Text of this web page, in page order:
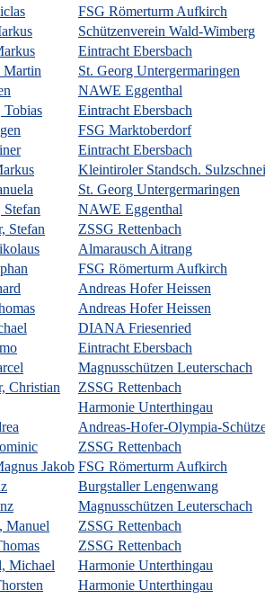
FSG Römerturm Aufkirch
Schützenverein Wald-Wimberg
Eintracht Ebersbach
Martin
St. Georg Untergermaringen
NAWE Eggenthal
Tobias
Eintracht Ebersbach
FSG Marktoberdorf
Eintracht Ebersbach
Kleintiroler Standsch.
St. Georg Untergermaringen
Stefan
NAWE Eggenthal
Stefan
ZSSG Rettenbach
Almarausch Aitrang
FSG Römerturm Aufkirch
Andreas Hofer Heissen
Andreas Hofer Heissen
DIANA Friesenried
Eintracht Ebersbach
Magnusschützen Leuterschach
Christian
ZSSG Rettenbach
Harmonie Unterthingau
Andreas-Hofer-Olympia-
ZSSG Rettenbach
Jakob FSG Römerturm Aufkirch
Burgstaller Lengenwang
Magnusschützen Leuterschach
Manuel
ZSSG Rettenbach
ZSSG Rettenbach
Michael
Harmonie Unterthingau
Harmonie Unterthingau